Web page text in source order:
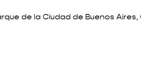
de la Ciudad de Buenos Aires,